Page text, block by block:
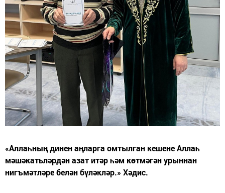
«Аллаһның динен аңларга омтылган кешене Аллаһ
мәшәкатьләрдән азат итәр һәм көтмәгән урыннан
нигъмәтләре белән бүләкләр.» Хәдис.